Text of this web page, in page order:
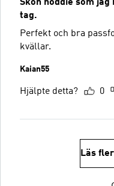
Skön hoddie som
tag.
Perfekt och bra
kvällar.
Kaian55
Hjälpte detta? 0
Läs